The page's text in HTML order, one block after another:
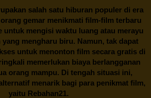
salah satu hiburan populer di era
gemar menikmati film-film terbaru
untuk mengisi waktu luang atau merayu
mengharu biru. Namun, tak dapat
untuk menonton film secara gratis di
memerlukan biaya berlangganan
orang mampu. Di tengah situasi ini,
menarik bagi para penikmat film,
yaitu Rebahan21.